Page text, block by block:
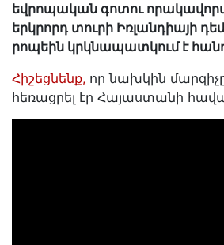
եվրոպական գոտու
երկրորդ տուրի Իռլանդիայի
րոպեին կրկնապատկում է
Հիշեցնենք, որ նախկին
հեռացրել էր Հայաստանի